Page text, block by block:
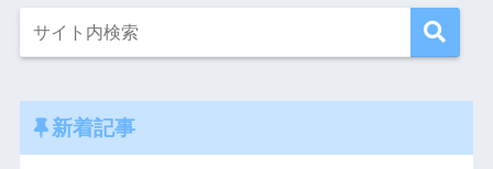
新着記事